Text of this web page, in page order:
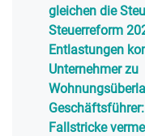
gleichen die
Steuerreform
Entlastungen
Unternehmer zu
Fallstricke